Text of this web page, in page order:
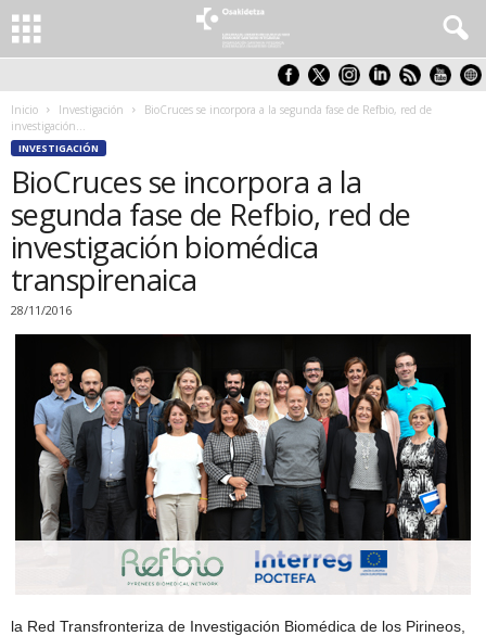
Inicio Investigación
BioCruces se incorpora a la segunda fase de Refbio, red de
investigación...
INVESTIGACIÓN
BioCruces se incorpora a la
segunda fase de Refbio, red de
investigación biomédica
transpirenaica
28/11/2016
la Red Transfronteriza de Investigación Biomédica de los Pirineos,